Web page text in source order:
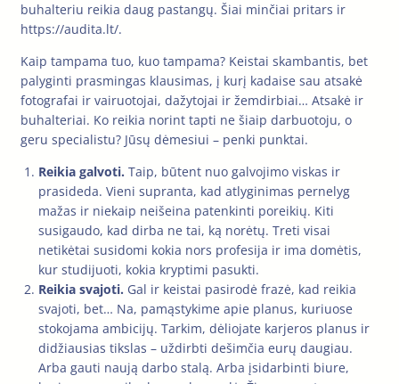
buhalteriu reikia daug pastangų. Šiai minčiai pritars ir
https://audita.lt/.
Kaip tampama tuo, kuo tampama? Keistai skambantis, bet
palyginti prasmingas klausimas, į kurį kadaise sau atsakė
fotografai ir vairuotojai, dažytojai ir žemdirbiai… Atsakė ir
buhalteriai. Ko reikia norint tapti ne šiaip darbuotoju, o
geru specialistu? Jūsų dėmesiui – penki punktai.
Reikia galvoti. Taip, būtent nuo galvojimo viskas ir
prasideda. Vieni supranta, kad atlyginimas pernelyg
mažas ir niekaip neišeina patenkinti poreikių. Kiti
susigaudo, kad dirba ne tai, ką norėtų. Treti visai
netikėtai susidomi kokia nors profesija ir ima domėtis,
kur studijuoti, kokia kryptimi pasukti.
Reikia svajoti. Gal ir keistai pasirodė frazė, kad reikia
svajoti, bet… Na, pamąstykime apie planus, kuriuose
stokojama ambicijų. Tarkim, dėliojate karjeros planus ir
didžiausias tikslas – uždirbti dešimčia eurų daugiau.
Arba gauti naują darbo stalą. Arba įsidarbinti biure,